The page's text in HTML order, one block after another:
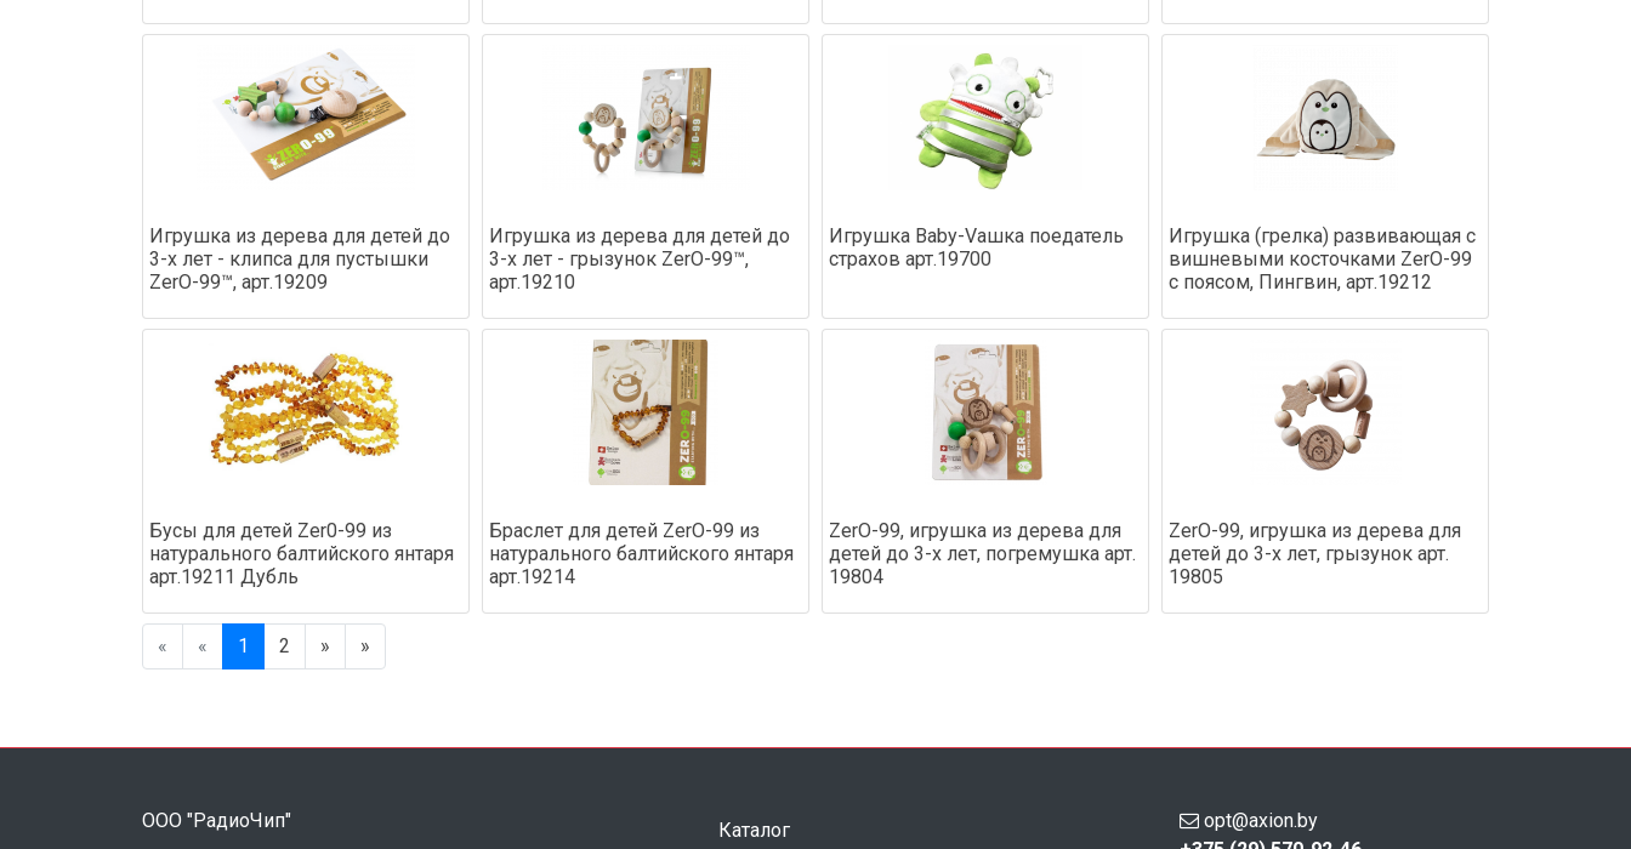
Игрушка из дерева для детей до
3-х лет - клипса для пустышки
ZerO-99™, арт.19209
Игрушка из дерева для детей до
3-х лет - грызунок ZerO-99™,
арт.19210
Игрушка Baby-Vaшка поедатель
страхов арт.19700
Игрушка (грелка) развивающая с
вишневыми косточками ZerO-99
с поясом, Пингвин, арт.19212
Бусы для детей Zer0-99 из
натурального балтийского янтаря
арт.19211 Дубль
Браслет для детей ZerO-99 из
натурального балтийского янтаря
арт.19214
ZerO-99, игрушка из дерева для
детей до 3-х лет, погремушка арт.
19804
ZerO-99, игрушка из дерева для
детей до 3-х лет, грызунок арт.
19805
« « 1 2 » »
ООО "РадиоЧип" Каталог
opt@axion.by